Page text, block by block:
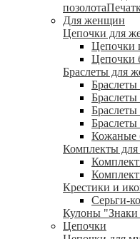
позолота
Для женщин
Цепочки для
Цепочки
Цепочки
Браслеты для
Браслеты
Браслеты
Браслеты
Кожаные
Комплекты
Крестики и
Серьги-
Кулоны "Знаки
Цепочки